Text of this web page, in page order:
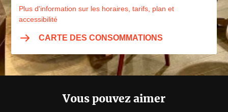
Vous pouvez aimer
Plus d'information sur les horaires, tarifs, plan et
accessibilité
CARTE DES CONSOMMATIONS